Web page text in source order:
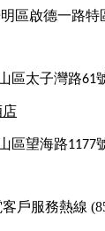
區啟德一路特
區太子灣路61
店
區望海路1177
戶服務熱線